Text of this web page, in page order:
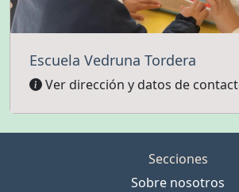
Escuela Vedruna Tordera
Ver dirección y datos de
Secciones
Sobre nosotros